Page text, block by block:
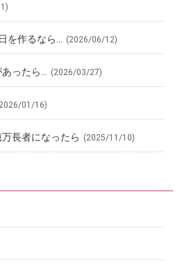
を作るなら… (2026/06/12)
ったら… (2026/03/27)
01/16)
万長者になったら (2025/11/10)